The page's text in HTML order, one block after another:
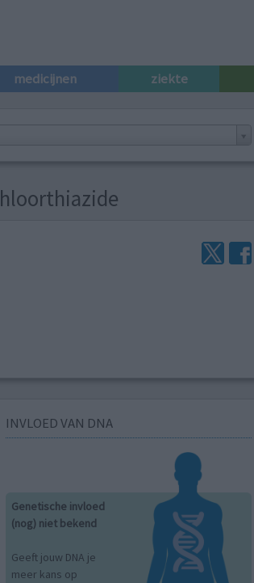
medicijnen ziekte
INVLOED VAN DNA
Genetische invloed
(nog) niet bekend
Geeft jouw DNA je
meer kans op